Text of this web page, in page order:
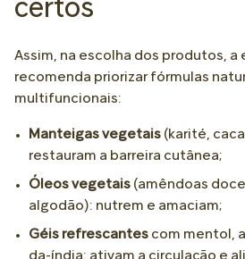
certos
Assim, na escolha dos produtos, a
recomenda priorizar fórmulas
multifuncionais:
Manteigas vegetais (karité,
restauram a barreira cutânea;
Óleos vegetais (amêndoas
algodão): nutrem e amaciam;
Géis refrescantes com mentol,
da-índia: ativam a circulação e